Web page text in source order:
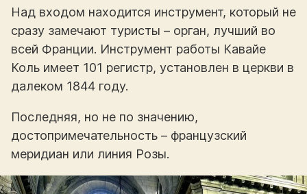
Над входом находится инструмент, который не
сразу замечают туристы – орган, лучший во
всей Франции. Инструмент работы Кавайе
Коль имеет 101 регистр, установлен в церкви в
далеком 1844 году.
Последняя, но не по значению,
достопримечательность – французский
меридиан или линия Розы.